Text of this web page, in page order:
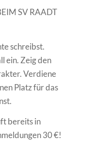
SV RAADT
schreibst.
ein. Zeig den
Verdiene
Platz für das
bereits in
30 €!